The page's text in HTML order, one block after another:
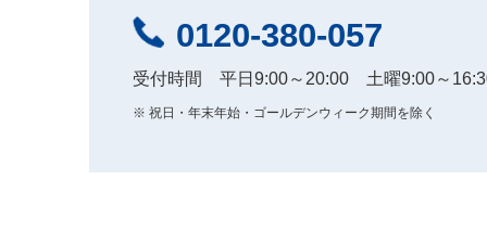
0120-380-057
受付時間 平日9:00～20:00 土曜9:00～
※ 祝日・年末年始・ゴールデンウィーク期間を除く